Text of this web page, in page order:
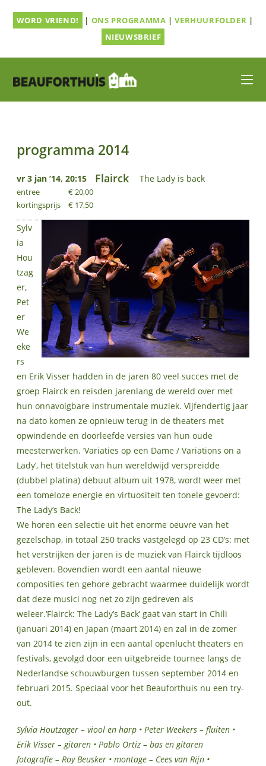
naarWORD VRIEND! | ONS PROGRAMMA |VERHUURFOLDER |
NIEUWSBRIEF
programma 2014
vr 3 jan ’14, 20:15 Flairck The Lady is back
entree
kortingsprijs
€ 20,00
€ 17,50
Sylv
ia
Hou
tzag
er,
Pet
er
We
eke
rs
en Erik Visser hadden in de jaren 80 veel succes met de
groep Flairck en reisden jarenlang de wereld over met
hun onnavolgbare instrumentale muziek. Vijfendertig jaar
na dato komen ze opnieuw terug in de theaters met
opwindende en doorleefde versies van hun oude
meesterwerken. ‘Variaties op een Dame / Variations on a
Lady’, het titelstuk van hun wereldwijd verspreidde
(dubbel platina) debuut album uit 1978, wordt weer met
een tomeloze energie en virtuositeit ten tonele gevoerd:
The Lady’s Back!
We horen een selectie uit het enorme oeuvre van het
gezelschap, in totaal 250 tracks vastgelegd op 23 CD’s: met
het verstrijken der jaren is de muziek van Flairck tijdloos
gebleven. Bovendien wordt een aantal nieuwe
composities ten gehore gebracht waarmee duidelijk wordt
dat deze musici nog net zo zijn gedreven als
weleer.‘Flairck: The Lady’s Back’ gaat van start in Chili
(januari 2014) en Japan (maart 2014) en zal in de zomer
van 2014 te zien zijn in een aantal openlucht theaters en
festivals, gevolgd door een uitgebreide tournee langs de
Nederlandse schouwburgen tussen september 2014 en
februari 2015. Speciaal voor het Beauforthuis nu een try-
out.
Sylvia Houtzager – viool en harp • Peter Weekers – fluiten •
Erik Visser – gitaren • Pablo Ortiz – bas en gitaren
fotografie – Roy Beusker • montage – Cees van Rijn •